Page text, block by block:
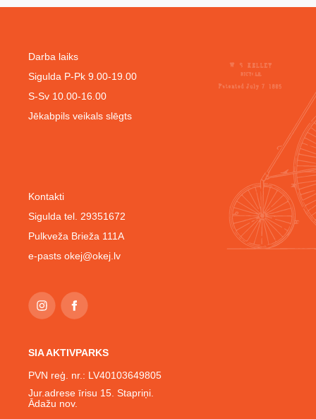
Kontakti
Sigulda tel. 29351672
Pulkveža Brieža 111A
e-pasts okej@okej.lv
Darba laiks
Sigulda P-Pk 9.00-19.00
S-Sv 10.00-16.00
Jēkabpils veikals slēgts
SIA AKTIVPARKS
PVN reģ. nr.: LV40103649805
Jur.adrese īrisu 15. Stapriņi.
Ādažu nov.